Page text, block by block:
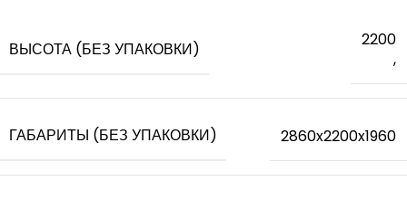
ВЫСОТА (БЕЗ УПАКОВКИ)
2200
,
ГАБАРИТЫ (БЕЗ УПАКОВКИ) 2860x2200x1960